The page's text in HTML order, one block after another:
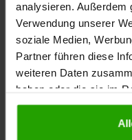
analysieren. Außerdem
Verwendung unserer
soziale Medien,
Partner führen diese
weiteren Daten
haben oder die sie im
gesammelt haben.
sieht feucht aus,
Gewebe
Eine feuchte
besiedelt und setzt
frei. Das beeinflusst
Zudem können die
gelangen und zu